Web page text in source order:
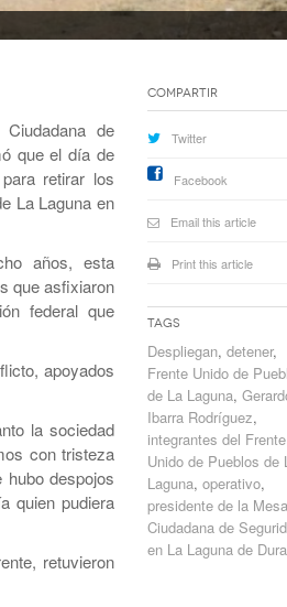
de
que el día de
retirar los
La Laguna en
años, esta
que asfixiaron
federal que
apoyados
la sociedad
con tristeza
despojos
quien pudiera
retuvieron
Compartir
Twitter
Facebook
Email this article
Print this article
Tags
Despliegan, detener,
Frente Unido de
de La Laguna,
Ibarra Rodríguez,
integrantes del Frente
Unido de Pueblos de
Laguna, operativo,
presidente de la Mesa
Ciudadana de
en La Laguna de